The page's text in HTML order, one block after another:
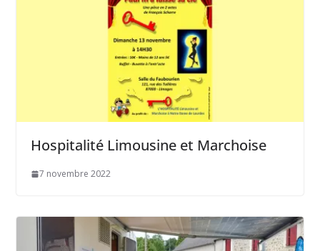
Hospitalité Limousine et Marchoise
7 novembre 2022